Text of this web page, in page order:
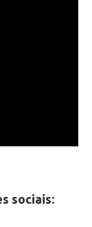
sociais: